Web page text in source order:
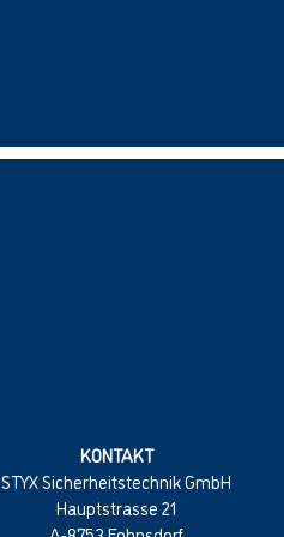
KONTAKT
STYX Sicherheitstechnik GmbH
Hauptstrasse 21